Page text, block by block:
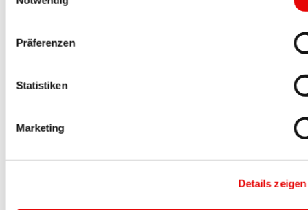
Präferenzen
Statistiken
Marketing
Details zeigen
Protection pour traitement par sablage